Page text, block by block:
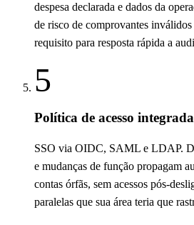
despesa declarada e dados da
de risco de comprovantes
requisito para resposta rápida a
5
Política de acesso
SSO via OIDC, SAML e LDAP.
e mudanças de função propagam
contas órfãs, sem acessos pós-
paralelas que sua área teria que